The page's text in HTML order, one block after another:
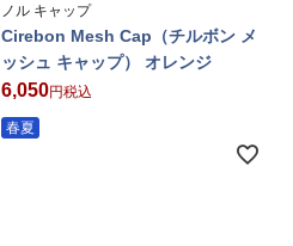
ノル キャップ
Cirebon Mesh Cap（チルボン メ
ッシュ キャップ） オレンジ
6,050 税込
春夏